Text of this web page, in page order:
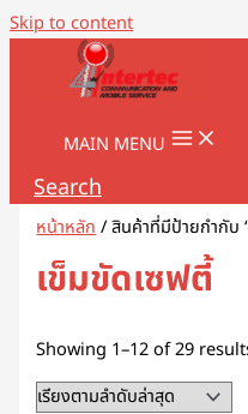
Skip to content
MAIN MENU
Search
หน้าหลัก/ สินค้าที่มีป้ายกำกับ
เข็มขัดเซฟตี้
Showing 1–12 of 29